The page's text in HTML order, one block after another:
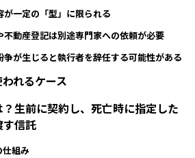
が一定の「型」に限られる
不動産登記は別途専門家への依頼が必要
争が生じると執行者を辞任する可能性がある
れるケース
生前に契約し、死亡時に指定した
す信託
組み